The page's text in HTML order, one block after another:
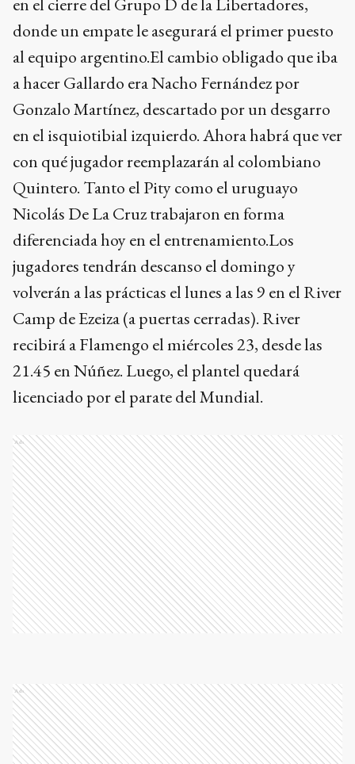
donde un empate le asegurará el primer puesto
al equipo argentino.El cambio obligado que iba
a hacer Gallardo era Nacho Fernández por
Gonzalo Martínez, descartado por un desgarro
en el isquiotibial izquierdo. Ahora habrá que ver
con qué jugador reemplazarán al colombiano
Quintero. Tanto el Pity como el uruguayo
Nicolás De La Cruz trabajaron en forma
diferenciada hoy en el entrenamiento.Los
jugadores tendrán descanso el domingo y
volverán a las prácticas el lunes a las 9 en el River
Camp de Ezeiza (a puertas cerradas). River
recibirá a Flamengo el miércoles 23, desde las
21.45 en Núñez. Luego, el plantel quedará
licenciado por el parate del Mundial.
Ads
Ads